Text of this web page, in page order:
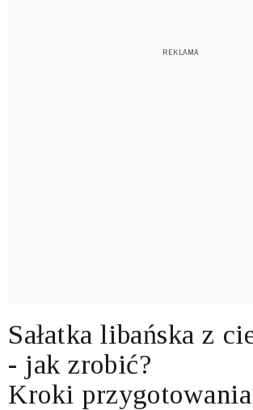
Sałatka libańska z
- jak zrobić?
Kroki